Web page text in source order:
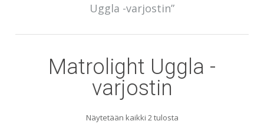
Uggla -varjostin”
Matrolight Uggla -
varjostin
Näytetään kaikki 2 tulostaSorted